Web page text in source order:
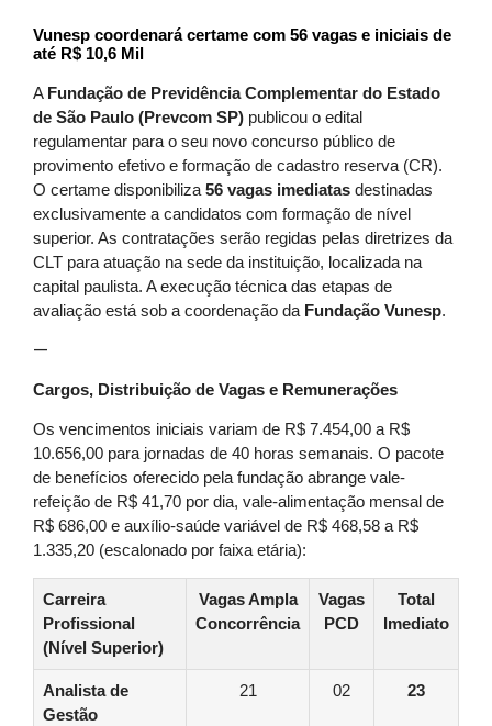
Vunesp coordenará certame com 56 vagas e iniciais de
até R$ 10,6 Mil
A Fundação de Previdência Complementar do Estado
de São Paulo (Prevcom SP) publicou o edital
regulamentar para o seu novo concurso público de
provimento efetivo e formação de cadastro reserva (CR).
O certame disponibiliza 56 vagas imediatas destinadas
exclusivamente a candidatos com formação de nível
superior. As contratações serão regidas pelas diretrizes da
CLT para atuação na sede da instituição, localizada na
capital paulista. A execução técnica das etapas de
avaliação está sob a coordenação da Fundação Vunesp.
—
Cargos, Distribuição de Vagas e Remunerações
Os vencimentos iniciais variam de R$ 7.454,00 a R$
10.656,00 para jornadas de 40 horas semanais. O pacote
de benefícios oferecido pela fundação abrange vale-
refeição de R$ 41,70 por dia, vale-alimentação mensal de
R$ 686,00 e auxílio-saúde variável de R$ 468,58 a R$
1.335,20 (escalonado por faixa etária):
Carreira
Profissional
(Nível Superior)
Vagas Ampla
Concorrência
Vagas
PCD
Total
Imediato
Analista de
Gestão
21 02 23